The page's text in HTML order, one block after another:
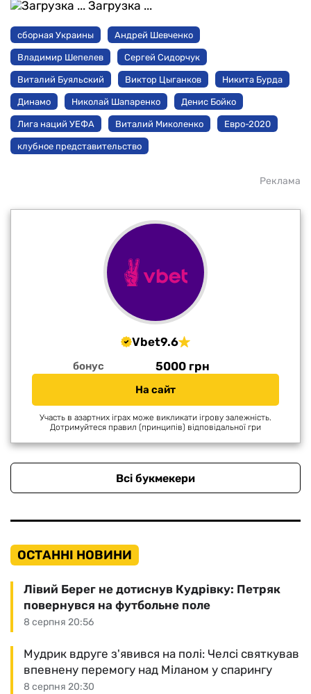
Загрузка ...
сборная Украины Андрей Шевченко
Владимир Шепелев Сергей Сидорчук
Виталий Буяльский Виктор Цыганков Никита Бурда
Динамо Николай Шапаренко Денис Бойко
Лига наций УЕФА Виталий Миколенко Евро-2020
клубное представительство
Реклама
Vbet9.6
бонус 5000 грн
На сайт
Участь в азартних іграх може викликати ігрову залежність.
Дотримуйтеся правил (принципів) відповідальної гри
Всі букмекери
ОСТАННІ НОВИНИ
8 серпня 20:56
Лівий Берег не дотиснув Кудрівку: Петряк
повернувся на футбольне поле
8 серпня 20:30
Мудрик вдруге з'явився на полі: Челсі святкував
впевнену перемогу над Міланом у спарингу